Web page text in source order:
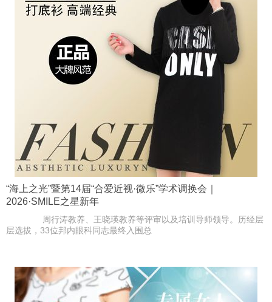
“海上之光”暨第14届“合爱近视·微乐”学术调换会｜
2026·SMILE之星新年
周行涛教养、王晓瑛教养等评审以及培训导师领导。历经层
层选拔，33位邦内眼科同志最终入围总